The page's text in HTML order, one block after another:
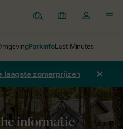
Parken
Mijn
Open
mijn
account
laagste zomerprijzen